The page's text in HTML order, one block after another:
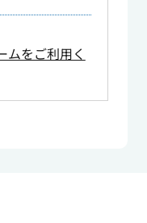
ムをご利用く